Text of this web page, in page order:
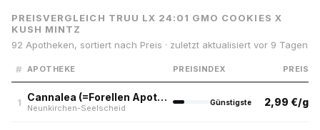
PREISVERGLEICH TRUU LX 24:01 GMO COOKIES X
KUSH MINTZ
92 Apotheken, sortiert nach Preis · zuletzt aktualisiert vor 9 Tagen
# APOTHEKE PREISINDEX PREIS
1 Cannalea (=Forellen Apotheke)
Neunkirchen-Seelscheid
Günstigste 2,99 €/g